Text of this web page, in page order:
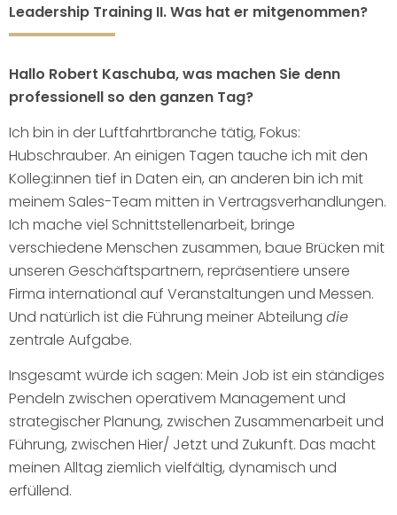
Leadership Training II. Was hat er mitgenommen?
Hallo Robert Kaschuba, was machen Sie denn
professionell so den ganzen Tag?
Ich bin in der Luftfahrtbranche tätig, Fokus:
Hubschrauber. An einigen Tagen tauche ich mit den
Kolleg:innen tief in Daten ein, an anderen bin ich mit
meinem Sales-Team mitten in Vertragsverhandlungen.
Ich mache viel Schnittstellenarbeit, bringe
verschiedene Menschen zusammen, baue Brücken mit
unseren Geschäftspartnern, repräsentiere unsere
Firma international auf Veranstaltungen und Messen.
Und natürlich ist die Führung meiner Abteilung die
zentrale Aufgabe.
Insgesamt würde ich sagen: Mein Job ist ein ständiges
Pendeln zwischen operativem Management und
strategischer Planung, zwischen Zusammenarbeit und
Führung, zwischen Hier/ Jetzt und Zukunft. Das macht
meinen Alltag ziemlich vielfältig, dynamisch und
erfüllend.